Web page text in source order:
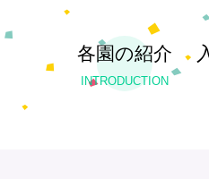
各園の紹介
INTRODUCTION